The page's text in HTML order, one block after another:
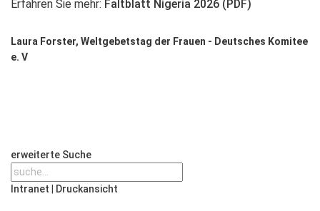
Erfahren Sie mehr: Faltblatt Nigeria 2026 (PDF)
Laura Forster, Weltgebetstag der Frauen - Deutsches Komitee
e. V
erweiterte Suche
Intranet Druckansicht